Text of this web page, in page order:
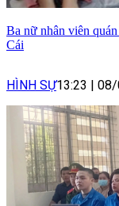
Ba nữ nhân viên
Cái
HÌNH SỰ13:23